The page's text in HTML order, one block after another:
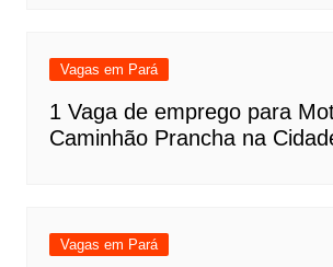
Vagas em Pará
1 Vaga de emprego para
Caminhão Prancha na
Vagas em Pará